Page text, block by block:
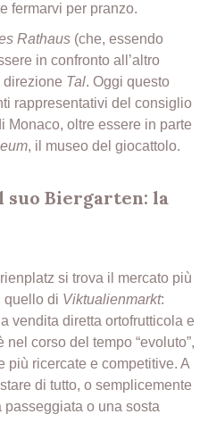
fermarvi per pranzo.
Rathaus (che, essendo
in confronto all’altro
direzione Tal. Oggi questo
rappresentativi del consiglio
Monaco, oltre essere in parte
, il museo del giocattolo.
Biergarten: la
si trova il mercato più
quello di Viktualienmarkt:
vendita diretta ortofrutticola e
corso del tempo “evoluto”,
più ricercate e competitive. A
di tutto, o semplicemente
o una sosta